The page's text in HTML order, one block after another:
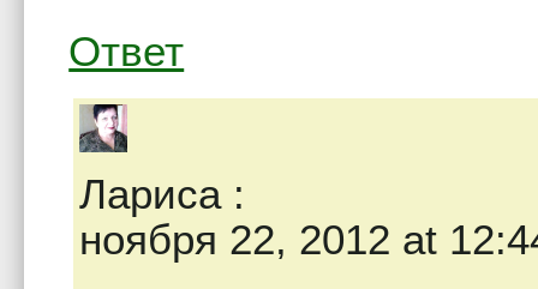
Ответ
Лариса :
ноября 22, 2012 at